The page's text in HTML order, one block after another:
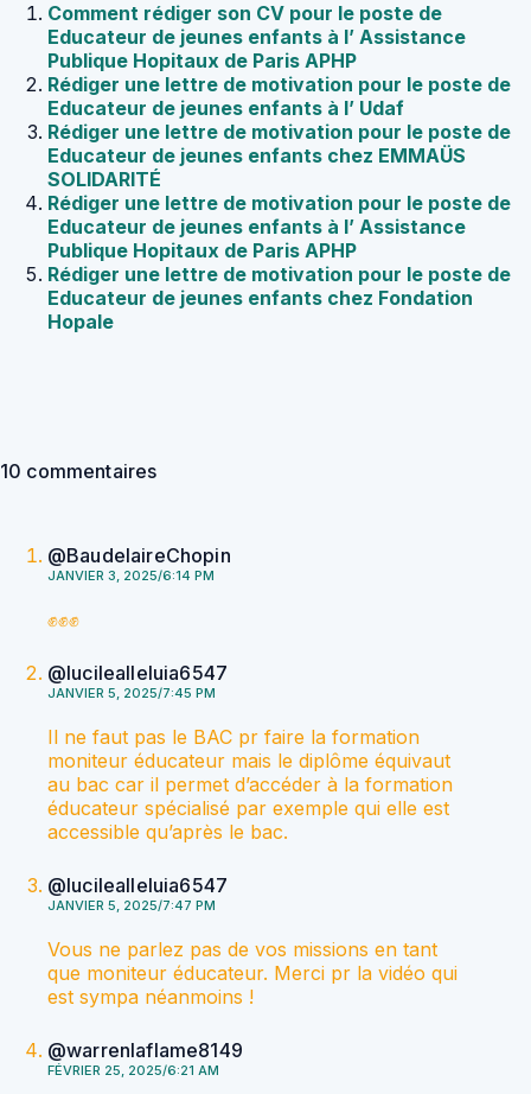
Comment rédiger son CV pour le poste de
Educateur de jeunes enfants à l’ Assistance
Publique Hopitaux de Paris APHP
Rédiger une lettre de motivation pour le poste de
Educateur de jeunes enfants à l’ Udaf
Rédiger une lettre de motivation pour le poste de
Educateur de jeunes enfants chez EMMAÜS
SOLIDARITÉ
Rédiger une lettre de motivation pour le poste de
Educateur de jeunes enfants à l’ Assistance
Publique Hopitaux de Paris APHP
Rédiger une lettre de motivation pour le poste de
Educateur de jeunes enfants chez Fondation
Hopale
10 commentaires
@BaudelaireChopin
JANVIER 3, 2025/6:14 PM
✊️✊️✊️
@lucilealleluia6547
JANVIER 5, 2025/7:45 PM
Il ne faut pas le BAC pr faire la formation
moniteur éducateur mais le diplôme équivaut
au bac car il permet d’accéder à la formation
éducateur spécialisé par exemple qui elle est
accessible qu’après le bac.
@lucilealleluia6547
JANVIER 5, 2025/7:47 PM
Vous ne parlez pas de vos missions en tant
que moniteur éducateur. Merci pr la vidéo qui
est sympa néanmoins !
@warrenlaflame8149
FÉVRIER 25, 2025/6:21 AM